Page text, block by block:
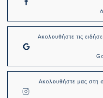
Ακολουθήστε τις
Ακολουθήστε μας στη